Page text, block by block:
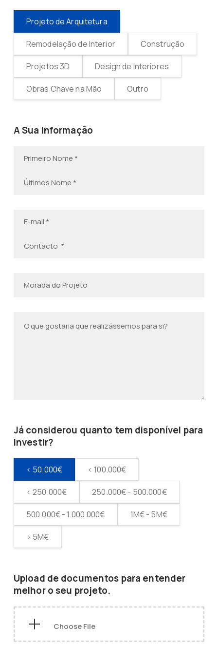
Projeto de Arquitetura
Remodelação de Interior Construção
Projetos 3D Design de Interiores
Obras Chave na Mão Outro
A Sua Informação
Já considerou quanto tem disponível para
investir?
< 50.000€ < 100.000€
< 250.000€ 250.000€ - 500.000€
500.000€ - 1.000.000€ 1M€ - 5M€
> 5M€
Upload de documentos para entender
melhor o seu projeto.